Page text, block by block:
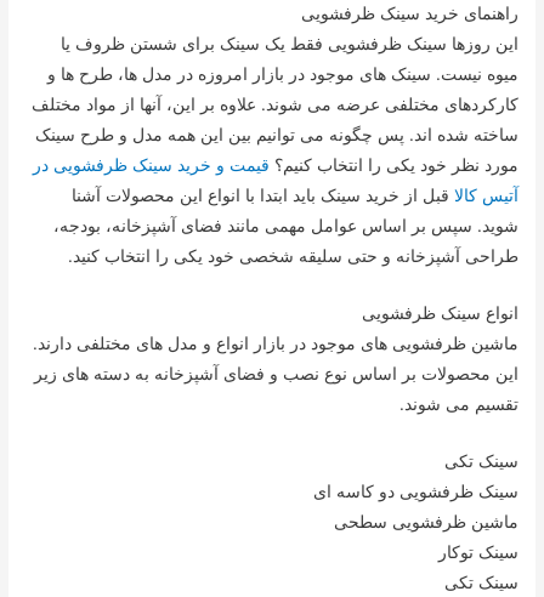
راهنمای خرید سینک ظرفشویی
این روزها سینک ظرفشویی فقط یک سینک برای شستن ظروف یا
میوه نیست. سینک های موجود در بازار امروزه در مدل ها، طرح ها و
کارکردهای مختلفی عرضه می شوند. علاوه بر این، آنها از مواد مختلف
ساخته شده اند. پس چگونه می توانیم بین این همه مدل و طرح سینک
مورد نظر خود یکی را انتخاب کنیم؟ قیمت و خرید سینک ظرفشویی در
آتیس کالا قبل از خرید سینک باید ابتدا با انواع این محصولات آشنا
شوید. سپس بر اساس عوامل مهمی مانند فضای آشپزخانه، بودجه،
طراحی آشپزخانه و حتی سلیقه شخصی خود یکی را انتخاب کنید.
انواع سینک ظرفشویی
ماشین ظرفشویی های موجود در بازار انواع و مدل های مختلفی دارند.
این محصولات بر اساس نوع نصب و فضای آشپزخانه به دسته های زیر
تقسیم می شوند.
سینک تکی
سینک ظرفشویی دو کاسه ای
ماشین ظرفشویی سطحی
سینک توکار
سینک تکی